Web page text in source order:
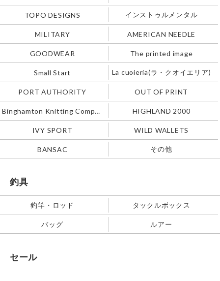
TOPO DESIGNS インストゥルメンタル
MILITARY AMERICAN NEEDLE
GOODWEAR The printed image
Small Start La cuoieria(ラ・クオイエリア)
PORT AUTHORITY OUT OF PRINT
Binghamton Knitting Company HIGHLAND 2000
IVY SPORT WILD WALLETS
BANSAC その他
釣具
釣竿・ロッド タックルボックス
バッグ ルアー
セール